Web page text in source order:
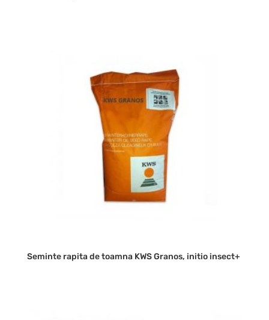
Seminte rapita de toamna KWS Granos, initio insect+